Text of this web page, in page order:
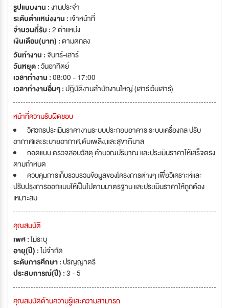
รูปแบบงาน :งานประจำ
ระดับตำแหน่งงาน : เจ้าหน้าที่
จำนวนที่รับ :2 ตำแหน่ง
เงินเดือน(บาท) :ตามตกลง
วันทำงาน :จันทร์-เสาร์
วันหยุด :วันอาทิตย์
เวลาทำงาน :08:00 - 17:00
เวลาทำงานอื่นๆ :ปฎิบัติงานสำนักงานใหญ่ (เสาร์เว้นเสาร์)
หน้าที่ความรับผิดชอบ
วิศวกรประเมินราคางานระบบประกอบอาคาร ระบบเครื่องกล ปรับ
อากาศและระบายอากาศ,ดับเพลิง,และสุขาภิบาล
ถอดแบบ ตรวจสอบวัสดุ คำนวณปริมาณ และประเมินราคาให้เสร็จตรง
ตามกำหนด
ควบคุมการเก็บรวบรวมข้อมูลของโครงการต่างๆ เพื่อวิเคราะห์และ
ปรับปรุงการออกแบบให้เป็นไปตามมาตรฐาน และประเมินราคาให้ถูกต้อง
เหมาะสม
คุณสมบัติ
เพศ :ไม่ระบุ
อายุ(ปี) :ไม่จำกัด
ระดับการศึกษา :ปริญญาตรี
ประสบการณ์(ปี) :3 - 5
คุณสมบัติด้านความรู้และความสามารถ